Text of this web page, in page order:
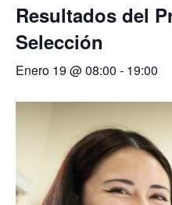
Resultados del
Selección
Enero 19 @ 08:00 - 19:00